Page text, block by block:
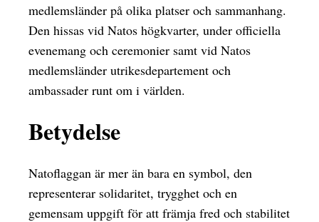
medlemsländer på olika platser och sammanhang.
Den hissas vid Natos högkvarter, under officiella
evenemang och ceremonier samt vid Natos
medlemsländer utrikesdepartement och
ambassader runt om i världen.
Betydelse
Natoflaggan är mer än bara en symbol, den
representerar solidaritet, trygghet och en
gemensam uppgift för att främja fred och stabilitet